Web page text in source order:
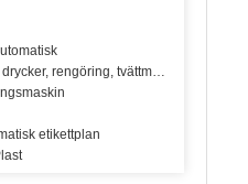
rengöring, tvättmedel,
etikettplan